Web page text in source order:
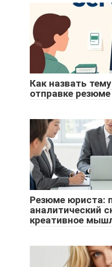
Как назвать
отправке резюме
Резюме юриста:
аналитический
креативное